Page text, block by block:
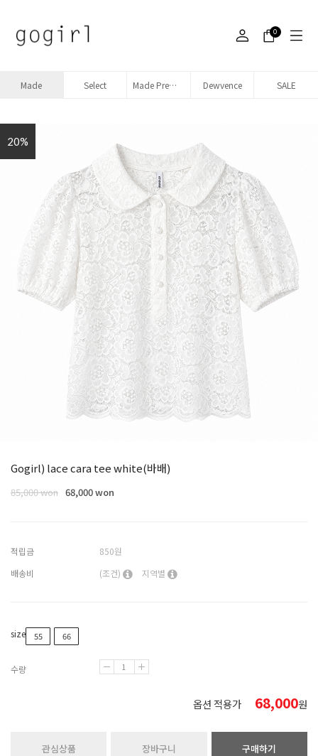
0
Made Select Made Premium denim Dewvence SALE
20%
Gogirl) lace cara tee white(바배)
85,000 won 68,000 won
적립금
850원
배송비
(조건) 지역별
size 55 66
수량
옵션 적용가 68,000원
관심상품 장바구니 구매하기